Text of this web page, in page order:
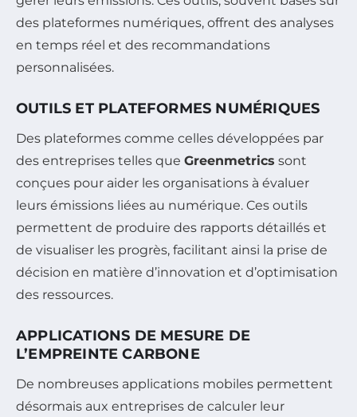
des plateformes numériques, offrent des analyses
en temps réel et des recommandations
personnalisées.
OUTILS ET PLATEFORMES NUMÉRIQUES
Des plateformes comme celles développées par
des entreprises telles que Greenmetrics sont
conçues pour aider les organisations à évaluer
leurs émissions liées au numérique. Ces outils
permettent de produire des rapports détaillés et
de visualiser les progrès, facilitant ainsi la prise de
décision en matière d’innovation et d’optimisation
des ressources.
APPLICATIONS DE MESURE DE
L’EMPREINTE CARBONE
De nombreuses applications mobiles permettent
désormais aux entreprises de calculer leur